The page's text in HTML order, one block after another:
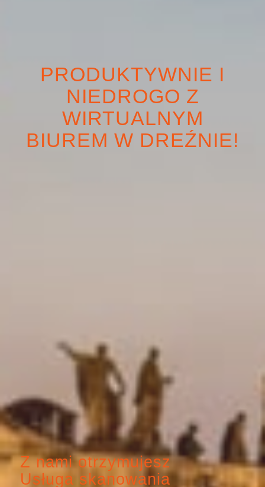
PRODUKTYWNIE I
NIEDROGO Z
WIRTUALNYM
BIUREM W DREŹNIE!
Z nami otrzymujesz
Usługa skanowania